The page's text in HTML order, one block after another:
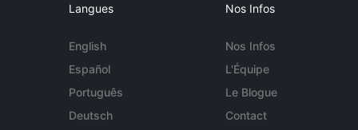
Langues
English
Español
Português
Deutsch
Nos Infos
Nos Infos
L'Équipe
Le Blogue
Contact